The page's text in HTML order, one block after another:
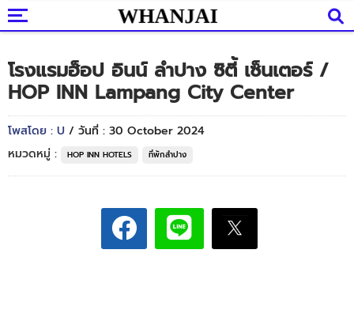
โรงแรมฮ็อป อินน์ ลำปาง ซิตี้ เซ็นเตอร์ /
HOP INN Lampang City Center
โพสโดย : U / วันที่ : 30 October 2024
หมวดหมู่ :
HOP INN HOTELS ที่พักลำปาง